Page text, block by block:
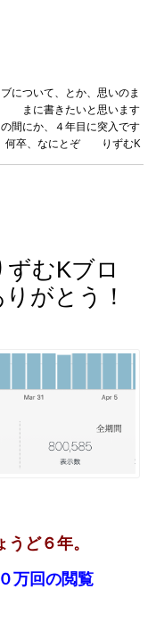
について、とか、思いのま
まに書きたいと思います
間にか、４年目に突入です
何卒、なにとぞ りずむK
むKブロ
がとう！
ど６年。
万回の閲覧